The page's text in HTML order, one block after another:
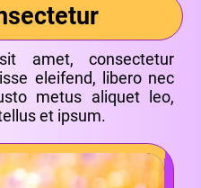
amet, consectetur
eleifend, libero nec
metus aliquet leo,
et ipsum.